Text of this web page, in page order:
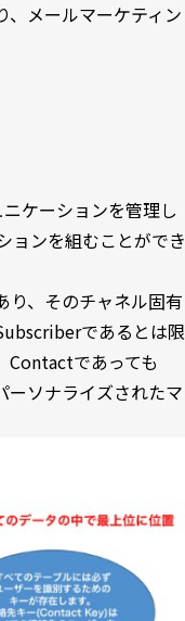
メールマーケティン
ケーションを管理し
ョンを組むことができ
、そのチャネル固有
であるとは限
Contactであっても
ソナライズされたマ